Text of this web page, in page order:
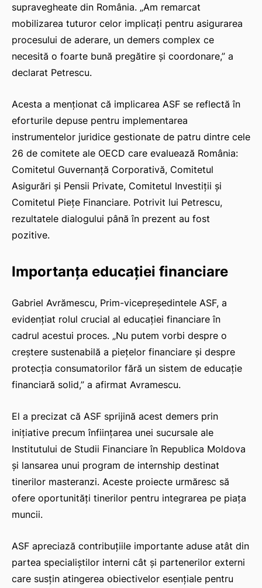
supravegheate din România. „Am remarcat
mobilizarea tuturor celor implicați pentru asigurarea
procesului de aderare, un demers complex ce
necesită o foarte bună pregătire și coordonare,” a
declarat Petrescu.
Acesta a menționat că implicarea ASF se reflectă în
eforturile depuse pentru implementarea
instrumentelor juridice gestionate de patru dintre cele
26 de comitete ale OECD care evaluează România:
Comitetul Guvernanță Corporativă, Comitetul
Asigurări și Pensii Private, Comitetul Investiții și
Comitetul Piețe Financiare. Potrivit lui Petrescu,
rezultatele dialogului până în prezent au fost
pozitive.
Importanța educației financiare
Gabriel Avrămescu, Prim-vicepreședintele ASF, a
evidențiat rolul crucial al educației financiare în
cadrul acestui proces. „Nu putem vorbi despre o
creștere sustenabilă a piețelor financiare și despre
protecția consumatorilor fără un sistem de educație
financiară solid,” a afirmat Avramescu.
El a precizat că ASF sprijină acest demers prin
inițiative precum înființarea unei sucursale ale
Institutului de Studii Financiare în Republica Moldova
și lansarea unui program de internship destinat
tinerilor masteranzi. Aceste proiecte urmăresc să
ofere oportunități tinerilor pentru integrarea pe piața
muncii.
ASF apreciază contribuțiile importante aduse atât din
partea specialiștilor interni cât și partenerilor externi
care susțin atingerea obiectivelor esențiale pentru